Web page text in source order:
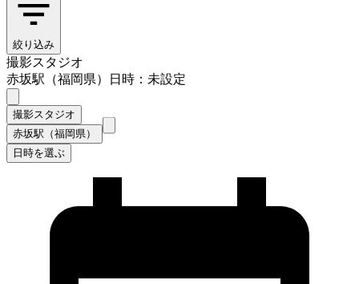
絞り込み
撮影スタジオ
赤坂駅（福岡県）
日時：未設定
撮影スタジオ
赤坂駅（福岡県）
日時を選ぶ